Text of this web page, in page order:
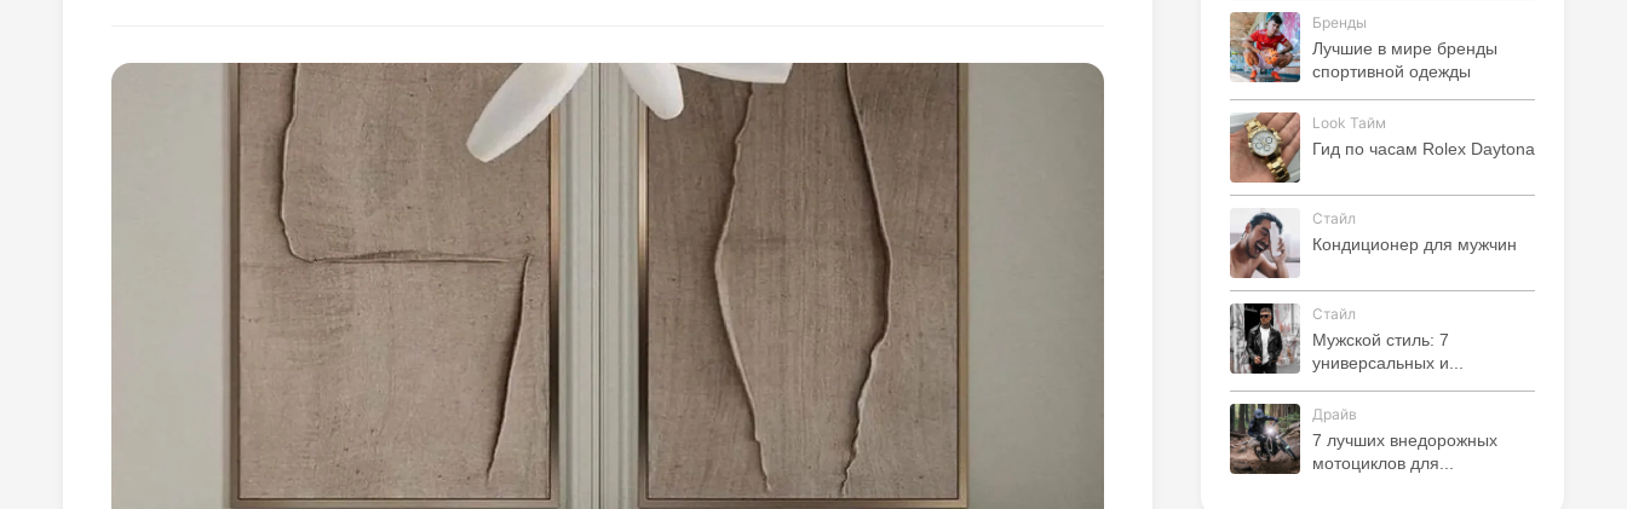
Бренды
Лучшие в мире бренды
спортивной одежды
Look Тайм
Гид по часам Rolex Daytona
Стайл
Кондиционер для мужчин
Стайл
Мужской стиль: 7
универсальных и...
Драйв
7 лучших внедорожных
мотоциклов для...